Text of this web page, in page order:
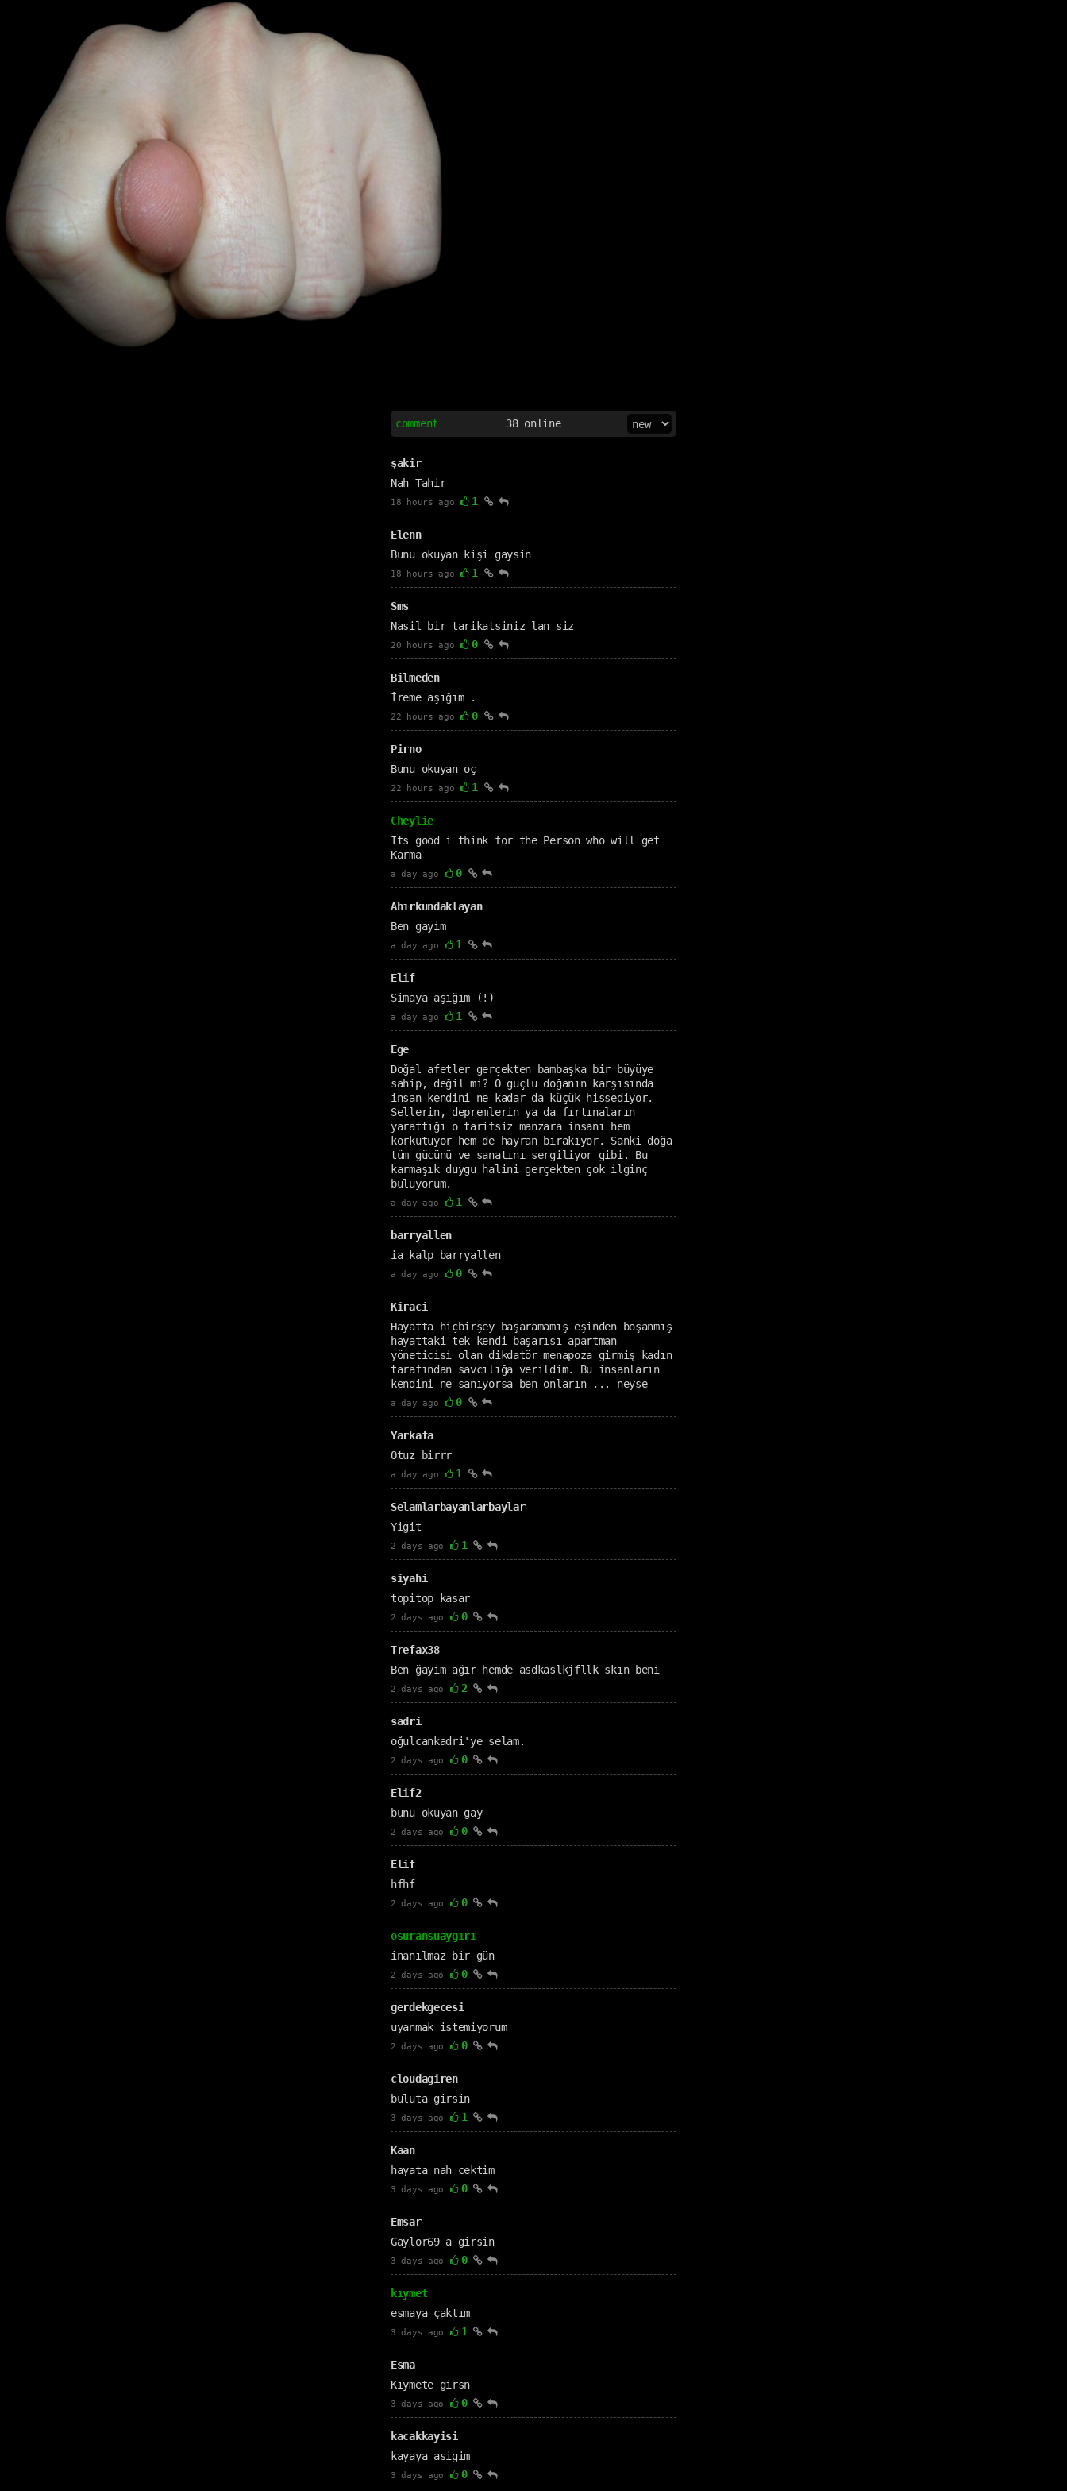
comment 38online
şakir
Nah Tahir
18 hours ago 1
Elenn
Bunu okuyan kişi gaysin
18 hours ago 1
Sms
Nasil bir tarikatsiniz lan siz
20 hours ago 0
Bilmeden
İreme aşığım .
22 hours ago 0
Pirno
Bunu okuyan oç
22 hours ago 1
Cheylie
Its good i think for the Person who will get
Karma
a day ago 0
Ahırkundaklayan
Ben gayim
a day ago 1
Elif
Simaya aşığım (!)
a day ago 1
Ege
Doğal afetler gerçekten bambaşka bir büyüye
sahip, değil mi? O güçlü doğanın karşısında
insan kendini ne kadar da küçük hissediyor.
Sellerin, depremlerin ya da fırtınaların
yarattığı o tarifsiz manzara insanı hem
korkutuyor hem de hayran bırakıyor. Sanki doğa
tüm gücünü ve sanatını sergiliyor gibi. Bu
karmaşık duygu halini gerçekten çok ilginç
buluyorum.
a day ago 1
barryallen
ia kalp barryallen
a day ago 0
Kiraci
Hayatta hiçbirşey başaramamış eşinden boşanmış
hayattaki tek kendi başarısı apartman
yöneticisi olan dikdatör menapoza girmiş kadın
tarafından savcılığa verildim. Bu insanların
kendini ne sanıyorsa ben onların ... neyse
a day ago 0
Yarkafa
Otuz birrr
a day ago 1
Selamlarbayanlarbaylar
Yigit
2 days ago 1
siyahi
topitop kasar
2 days ago 0
Trefax38
Ben ğayim ağır hemde asdkaslkjfllk skın beni
2 days ago 2
sadri
oğulcankadri'ye selam.
2 days ago 0
Elif2
bunu okuyan gay
2 days ago 0
Elif
hfhf
2 days ago 0
osuransuaygırı
inanılmaz bir gün
2 days ago 0
gerdekgecesi
uyanmak istemiyorum
2 days ago 0
cloudagiren
buluta girsin
3 days ago 1
Kaan
hayata nah cektim
3 days ago 0
Emsar
Gaylor69 a girsin
3 days ago 0
kıymet
esmaya çaktım
3 days ago 1
Esma
Kıymete girsn
3 days ago 0
kacakkayisi
kayaya asigim
3 days ago 0